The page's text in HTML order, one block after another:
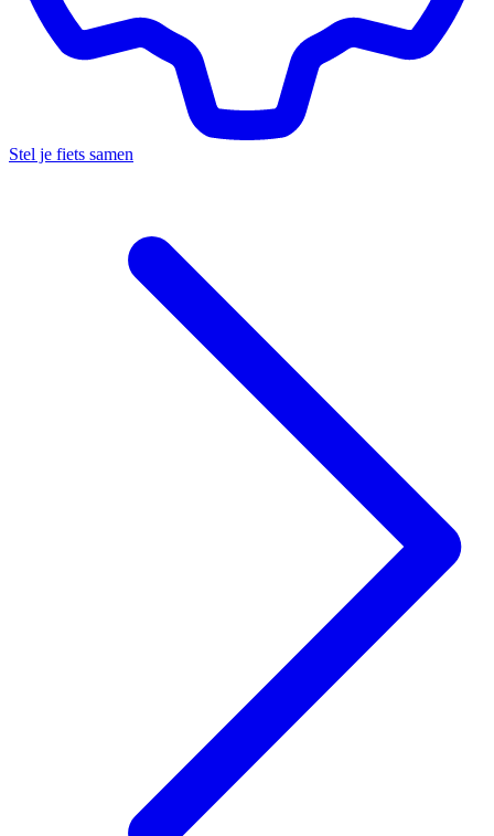
Stel je fiets samen